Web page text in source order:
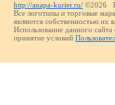
http://anapa-kurier.ru/ ©2026
Все логотипы и торговые
являются собственностью их
Использование данного сайта
принятие условий